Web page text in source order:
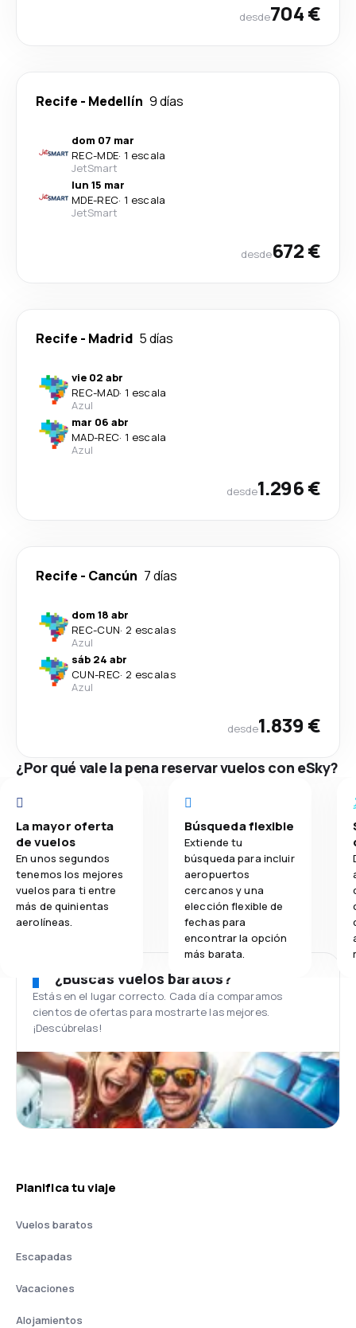
desde704 €
Recife - Medellín 9 días
dom 07 mar
REC-MDE· 1 escala
JetSmart
lun 15 mar
MDE-REC· 1 escala
JetSmart
desde672 €
Recife - Madrid 5 días
vie 02 abr
REC-MAD· 1 escala
Azul
mar 06 abr
MAD-REC· 1 escala
Azul
desde1.296 €
Recife - Cancún 7 días
dom 18 abr
REC-CUN· 2 escalas
Azul
sáb 24 abr
CUN-REC· 2 escalas
Azul
desde1.839 €
¿Por qué vale la pena reservar vuelos con eSky?
La mayor oferta
de vuelos
En unos segundos
tenemos los mejores
vuelos para ti entre
más de quinientas
aerolíneas.
Búsqueda flexible
Extiende tu
búsqueda para incluir
aeropuertos
cercanos y una
elección flexible de
fechas para
encontrar la opción
más barata.
¿Buscas vuelos baratos?
Estás en el lugar correcto. Cada día comparamos
cientos de ofertas para mostrarte las mejores.
¡Descúbrelas!
Planifica tu viaje
Vuelos baratos
Escapadas
Vacaciones
Alojamientos